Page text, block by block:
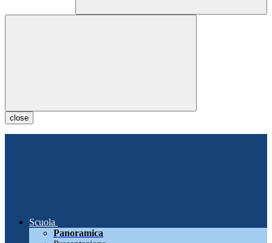
close
Scuola
Panoramica